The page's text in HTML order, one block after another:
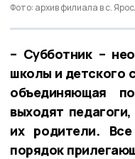
Фото: архив филиала в с.
– Субботник –
школы и детского
объединяющая
выходят
их родители.
порядок